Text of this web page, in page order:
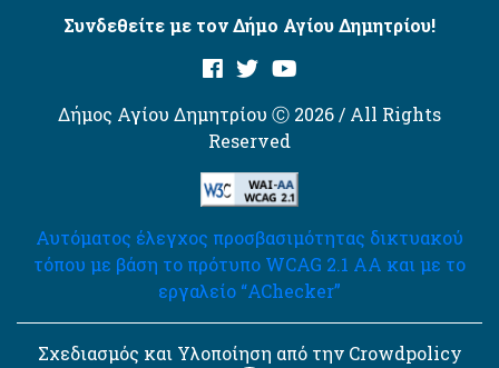
Συνδεθείτε με τον Δήμο Αγίου Δημητρίου!
Δήμος Αγίου Δημητρίου Ⓒ 2026 / All Rights
Reserved
Αυτόματος έλεγχος προσβασιμότητας δικτυακού
τόπου με βάση το πρότυπο WCAG 2.1 AA και με το
εργαλείο “AChecker”
Σχεδιασμός και Υλοποίηση από την Crowdpolicy